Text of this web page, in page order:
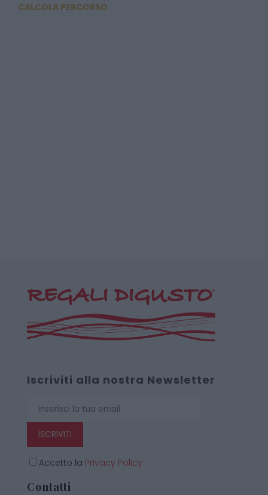
CALCOLA PERCORSO
Iscriviti alla nostra Newsletter
ISCRIVITI
Accetto la Privacy Policy
Contatti